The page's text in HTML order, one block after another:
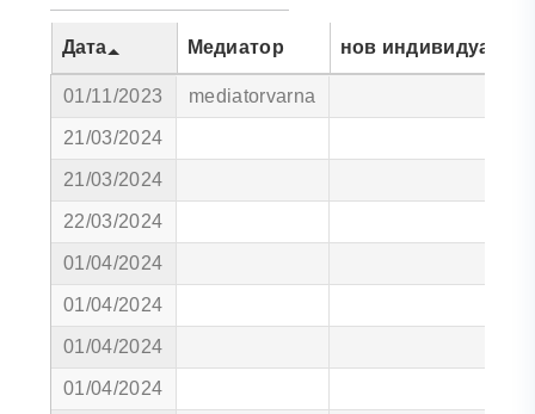
Дата Медиатор нов индивидуален
01/11/2023 mediatorvarna
21/03/2024
21/03/2024
22/03/2024
01/04/2024
01/04/2024
01/04/2024
01/04/2024